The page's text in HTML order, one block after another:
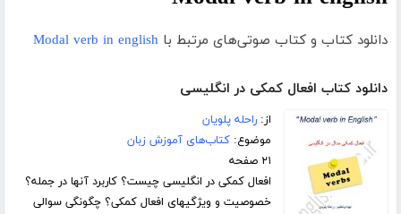
دانلود کتاب و کتاب صوتی‌های مرتبط با Modal verb in english
دانلود کتاب افعال کمکی در انگلیسی
از:راحله پلویان
موضوع:کتاب‌های آموزش زبان
۲۱ صفحه
افعال کمکی در انگلیسی چیست؟ کاربرد آنها در جمله؟
خصوصیت و ویژگیهای افعال کمکی؟ چگونگی سوالی